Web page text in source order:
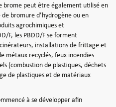
peut être également utilisé en
bromure d’hydrogène ou en
agrochimiques et
F, les PBDD/F se forment
installations de frittage et
métaux recyclés, feux incendies
(combustion de plastiques, déchets
de plastiques et de matériaux
à se développer afin